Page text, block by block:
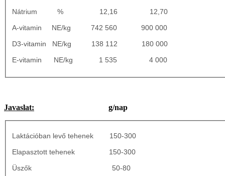
Nátrium % 12,16 12,70
A-vitamin NE/kg 742 560 900 000
D3-vitamin NE/kg 138 112 180 000
E-vitamin NE/kg 1 535 4 000
Javaslat: g/nap
Laktációban levő tehenek 150-300
Elapasztott tehenek 150-300
Üszők 50-80